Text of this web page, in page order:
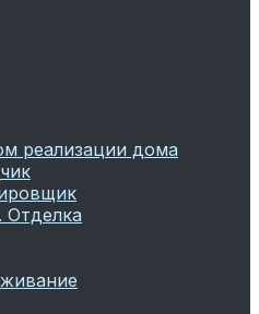
реализации дома
Отделка